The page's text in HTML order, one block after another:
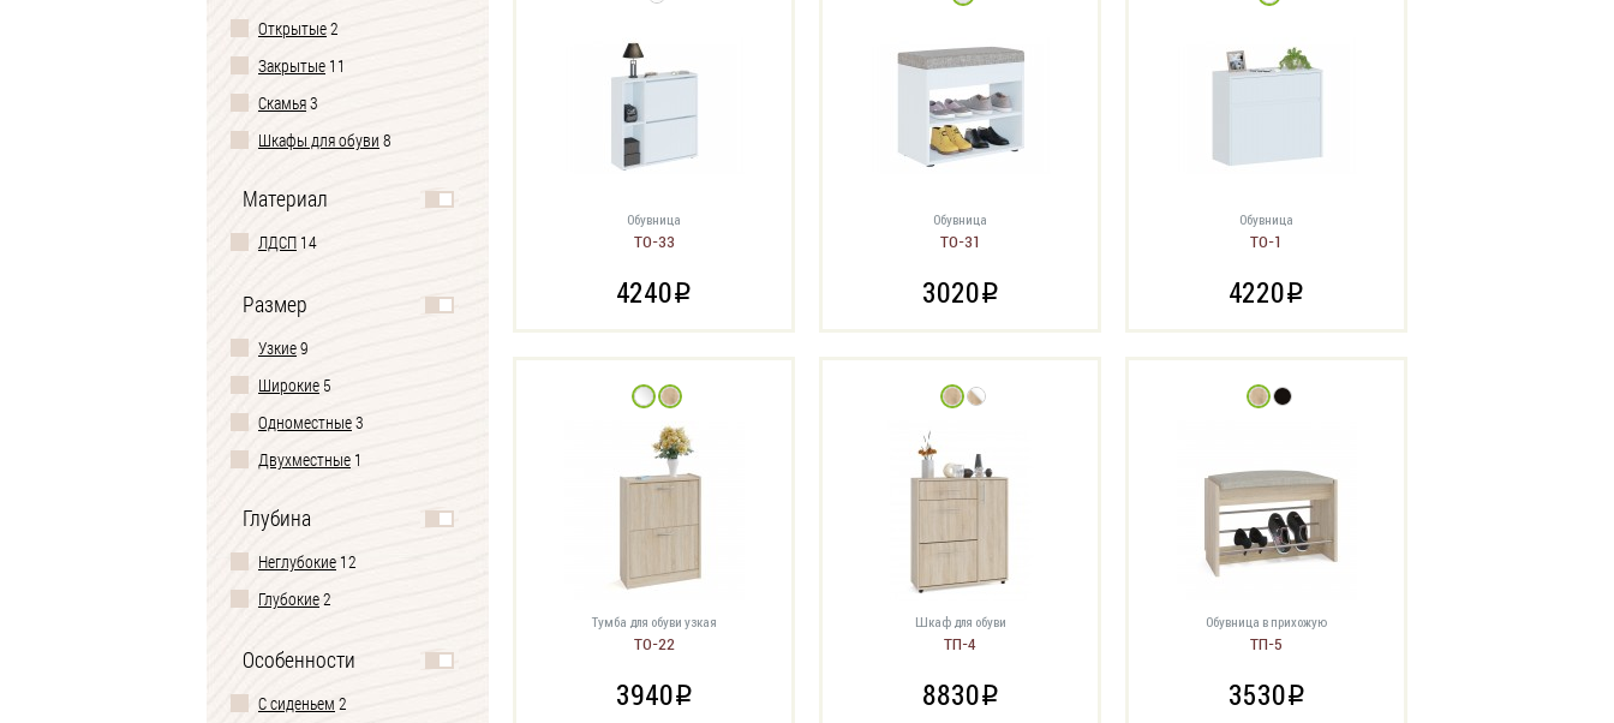
Открытые2
Закрытые 11
Скамья3
Шкафы для обуви 8
Материал
ЛДСП 14
Размер
Узкие9
Широкие 5
Одноместные3
Двухместные 1
Глубина
Неглубокие 12
Глубокие2
Особенности
С сиденьем 2
Обувница
ТО-33
4240i
Обувница
ТО-31
3020i
Обувница
ТО-1
4220i
Тумба для обуви узкая
ТО-22
3940i
Шкаф для обуви
ТП-4
8830i
Обувница в прихожую
ТП-5
3530i